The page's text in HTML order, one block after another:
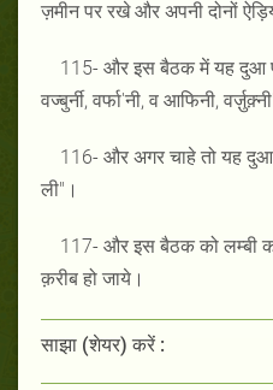
ज़मीन पर रखे और अपनी दोनों
115- और इस बैठक में यह दुआ
वज्बुर्नी, वर्फा'नी, व आफिनी,
116- और अगर चाहे तो यह दुआ
ली"।
117- और इस बैठक को लम्बी
क़रीब हो जाये।
साझा (शेयर) करें :